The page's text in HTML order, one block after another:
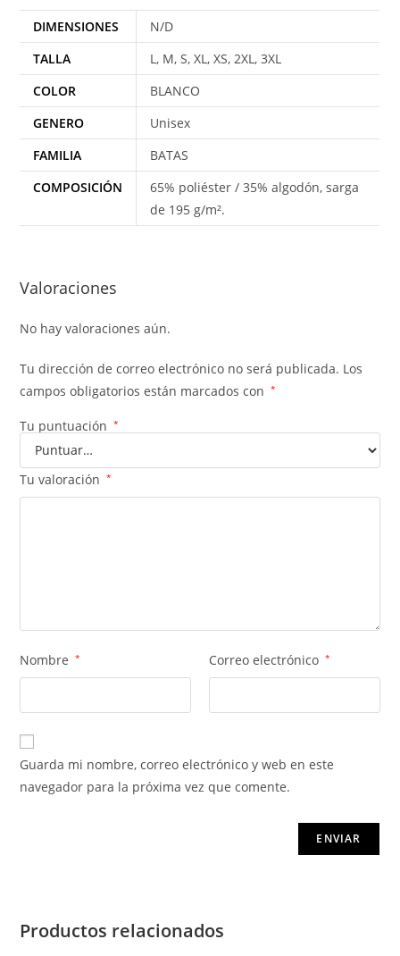
DIMENSIONES
N/D
TALLA
L, M, S, XL, XS, 2XL, 3XL
COLOR
BLANCO
GENERO
Unisex
FAMILIA
BATAS
COMPOSICIÓN
65% poliéster / 35% algodón, sarga
de 195 g/m².
Valoraciones
No hay valoraciones aún.
Tu dirección de correo electrónico no será publicada. Los
campos obligatorios están marcados con
*
Tu puntuación *
Tu valoración *
Nombre * Correo electrónico *
Guarda mi nombre, correo electrónico y web en este
navegador para la próxima vez que comente.
Productos relacionados